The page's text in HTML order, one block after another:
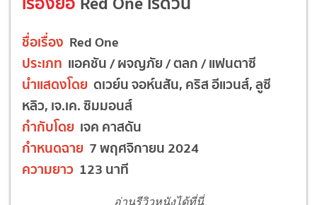
ชื่อเรื่อง Red One
ประเภท แอคชัน / ผจญภัย / ตลก / แฟนตาซี
นำแสดงโดย ดเวย์น จอห์นสัน, คริส อีแวนส์, ลูซี
หลิว, เจ.เค. ซิมมอนส์
กำกับโดย เจค คาสดัน
กำหนดฉาย 7 พฤศจิกายน 2024
ความยาว 123 นาที
อ่านรีวิวหนังได้ที่นี่